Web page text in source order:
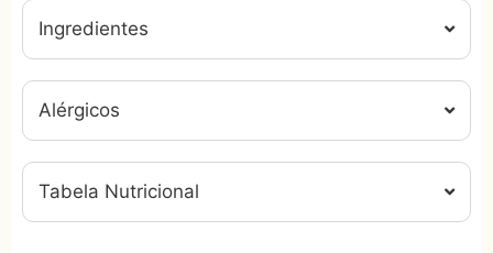
Ingredientes
Alérgicos
Tabela Nutricional